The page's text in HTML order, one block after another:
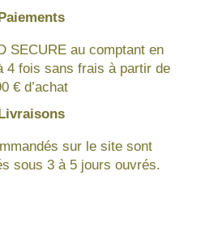
SECURE au comptant en
4 fois sans frais à partir de
€ d’achat
sur le site sont
sous 3 à 5 jours ouvrés.